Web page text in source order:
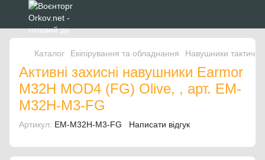
Каталог Екіпірування та обладнання Навушники тактичні
Активні захисні навушники Earmor
M32H MOD4 (FG) Olive, , арт. EM-
M32H-M3-FG
Артикул: EM-M32H-M3-FG Написати відгук